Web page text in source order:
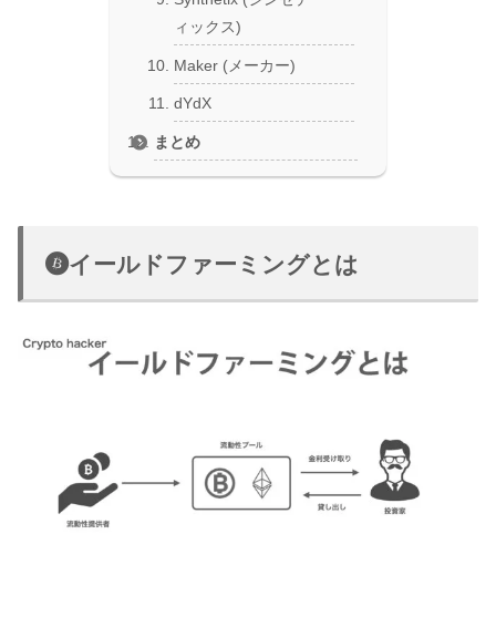
ィックス)
Maker (メーカー)
dYdX
まとめ
イールドファーミングとは